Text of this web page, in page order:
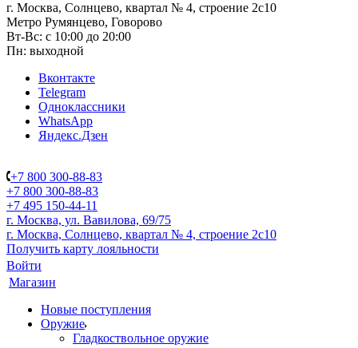
г. Москва, Солнцево, квартал № 4, строение 2с10
Метро Румянцево, Говорово
Вт-Вс: с 10:00 до 20:00
Пн: выходной
Вконтакте
Telegram
Одноклассники
WhatsApp
Яндекс.Дзен
+7 800 300-88-83
+7 800 300-88-83
+7 495 150-44-11
г. Москва, ул. Вавилова, 69/75
г. Москва, Солнцево, квартал № 4, строение 2с10
Получить карту лояльности
Войти
Магазин
Новые поступления
Оружие
Гладкоствольное оружие